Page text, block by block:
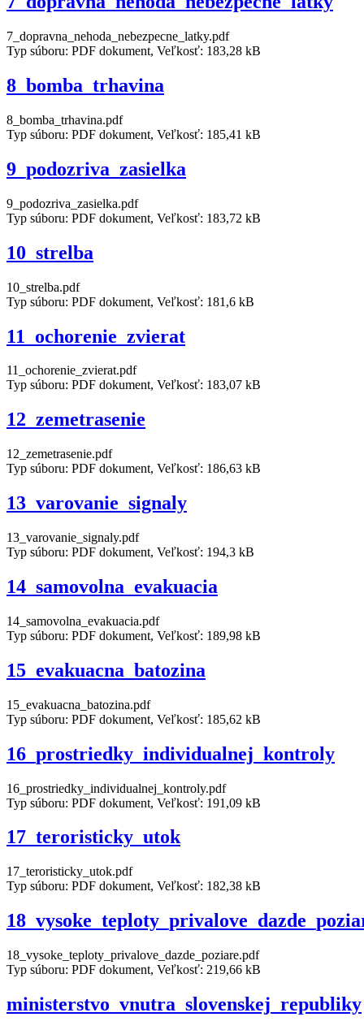
7_dopravna_nehoda_nebezpecne_latky.pdf
Typ súboru: PDF dokument, Veľkosť: 183,28 kB
8_bomba_trhavina
8_bomba_trhavina.pdf
Typ súboru: PDF dokument, Veľkosť: 185,41 kB
9_podozriva_zasielka
9_podozriva_zasielka.pdf
Typ súboru: PDF dokument, Veľkosť: 183,72 kB
10_strelba
10_strelba.pdf
Typ súboru: PDF dokument, Veľkosť: 181,6 kB
11_ochorenie_zvierat
11_ochorenie_zvierat.pdf
Typ súboru: PDF dokument, Veľkosť: 183,07 kB
12_zemetrasenie
12_zemetrasenie.pdf
Typ súboru: PDF dokument, Veľkosť: 186,63 kB
13_varovanie_signaly
13_varovanie_signaly.pdf
Typ súboru: PDF dokument, Veľkosť: 194,3 kB
14_samovolna_evakuacia
14_samovolna_evakuacia.pdf
Typ súboru: PDF dokument, Veľkosť: 189,98 kB
15_evakuacna_batozina
15_evakuacna_batozina.pdf
Typ súboru: PDF dokument, Veľkosť: 185,62 kB
16_prostriedky_individualnej_kontroly
16_prostriedky_individualnej_kontroly.pdf
Typ súboru: PDF dokument, Veľkosť: 191,09 kB
17_teroristicky_utok
17_teroristicky_utok.pdf
Typ súboru: PDF dokument, Veľkosť: 182,38 kB
18_vysoke_teploty_privalove_dazde_poziare.pdf
Typ súboru: PDF dokument, Veľkosť: 219,66 kB
ministerstvo_vnutra_slovenskej_republiky